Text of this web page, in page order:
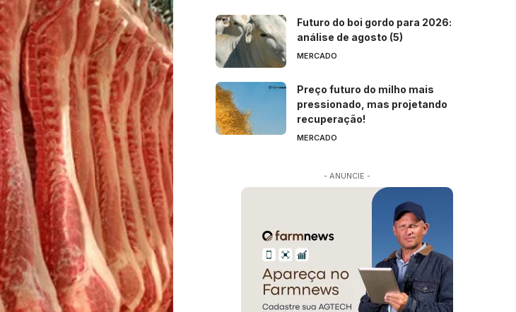
Futuro do boi gordo para 2026:
análise de agosto (5)
MERCADO
Preço futuro do milho mais
pressionado, mas projetando
recuperação!
MERCADO
- ANUNCIE -